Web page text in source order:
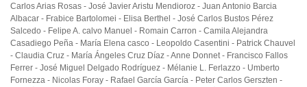
Carlos Arias Rosas - José Javier Aristu Mendioroz - Juan Antonio Barcia
Albacar - Frabice Bartolomei - Elisa Berthel - José Carlos Bustos Pérez
Salcedo - Felipe A. calvo Manuel - Romain Carron - Camila Alejandra
Casadiego Peña - María Elena casco - Leopoldo Casentini - Patrick Chauvel
- Claudia Cruz - María Ángeles Cruz Díaz - Anne Donnet - Francisco Fallos
Ferrer - José Miguel Delgado Rodríguez - Mélanie L. Ferlazzo - Umberto
Fornezza - Nicolas Foray - Rafael García García - Peter Carlos Gerszten -